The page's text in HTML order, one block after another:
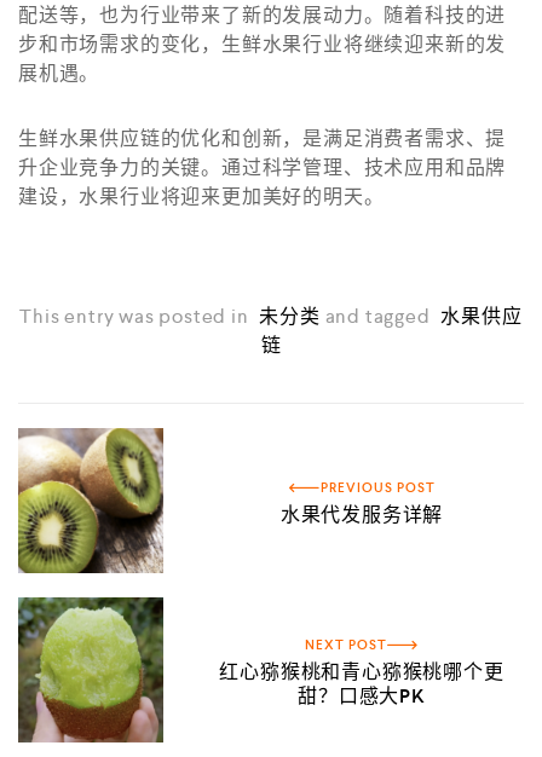
配送等，也为行业带来了新的发展动力。随着科技的进
步和市场需求的变化，生鲜水果行业将继续迎来新的发
展机遇。
生鲜水果供应链的优化和创新，是满足消费者需求、提
升企业竞争力的关键。通过科学管理、技术应用和品牌
建设，水果行业将迎来更加美好的明天。
This entry was posted in 未分类 and tagged 水果供应
链
PREVIOUS POST
水果代发服务详解
NEXT POST
红心猕猴桃和青心猕猴桃哪个更
甜？口感大PK